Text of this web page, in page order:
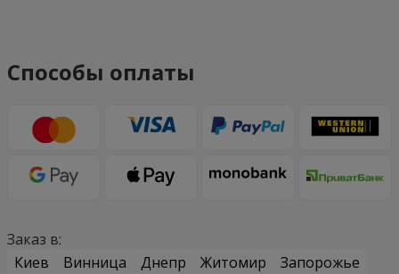
Способы оплаты
Заказ в:
Киев
Винница Днепр Житомир
Запорожье